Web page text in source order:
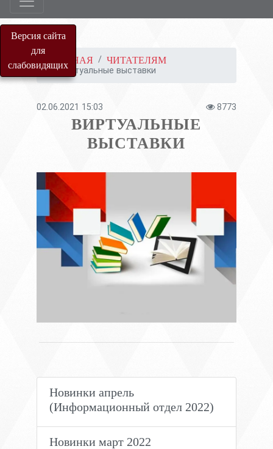
Версия сайта
для
слабовидящихГЛАВНАЯ
ЧИТАТЕЛЯМ
Виртуальные выставки
02.06.2021 15:03 8773
ВИРТУАЛЬНЫЕ
ВЫСТАВКИ
Новинки апрель
(Информационный отдел 2022)
Новинки март 2022